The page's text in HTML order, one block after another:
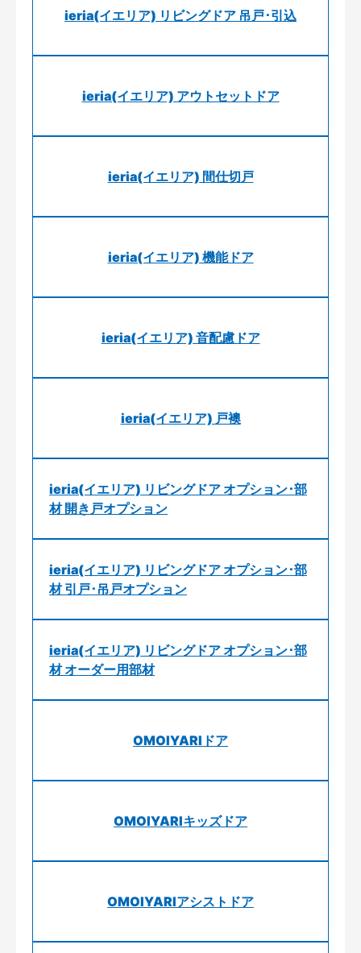
ieria(イエリア) リビングドア 吊戸･引込
ieria(イエリア) アウトセットドア
ieria(イエリア) 間仕切戸
ieria(イエリア) 機能ドア
ieria(イエリア) 音配慮ドア
ieria(イエリア) 戸襖
ieria(イエリア) リビングドア オプション･部
材 開き戸オプション
ieria(イエリア) リビングドア オプション･部
材 引戸･吊戸オプション
ieria(イエリア) リビングドア オプション･部
材 オーダー用部材
OMOIYARIドア
OMOIYARIキッズドア
OMOIYARIアシストドア